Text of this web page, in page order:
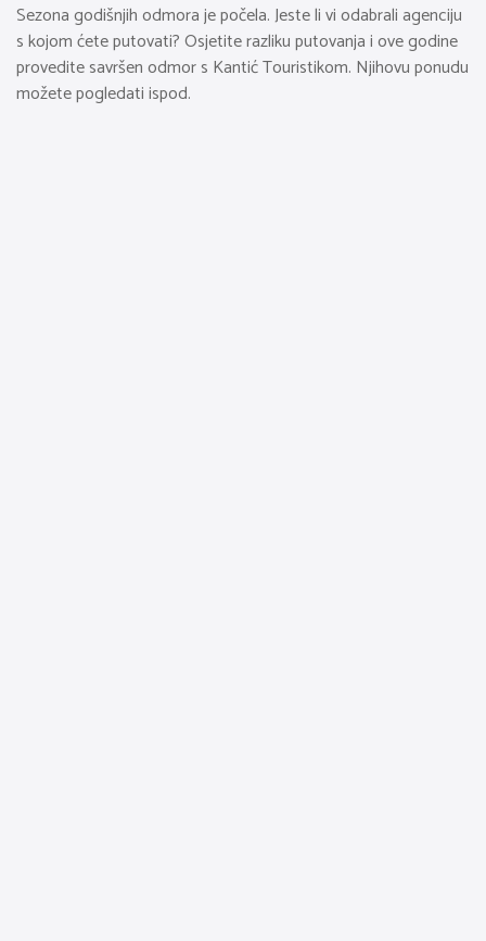
Sezona godišnjih odmora je počela. Jeste li vi odabrali agenciju
s kojom ćete putovati? Osjetite razliku putovanja i ove godine
provedite savršen odmor s Kantić Touristikom. Njihovu ponudu
možete pogledati ispod.